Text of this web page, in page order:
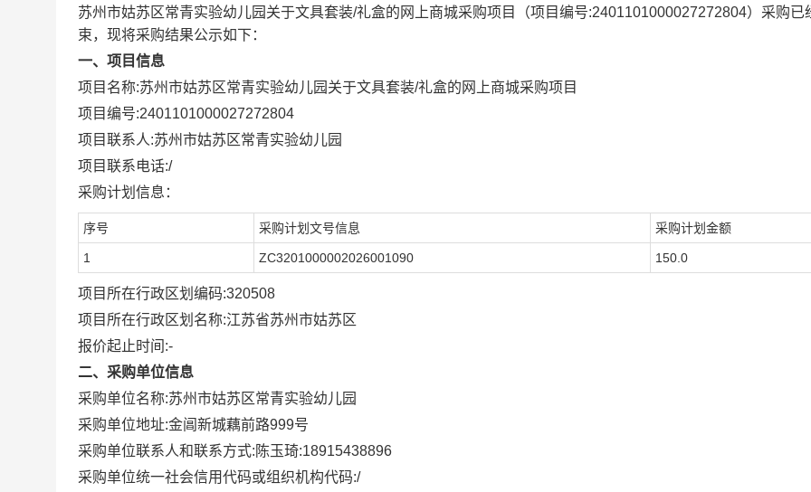
苏州市姑苏区常青实验幼儿园关于文具套装/礼盒的网上商城采购项目 （项目编号:2401101000027272804）采购已
束，现将采购结果公示如下：
一、项目信息
项目名称:苏州市姑苏区常青实验幼儿园关于文具套装/礼盒的网上商城采购项目
项目编号:2401101000027272804
项目联系人:苏州市姑苏区常青实验幼儿园
项目联系电话:/
采购计划信息：
序号 采购计划文号信息 采购计划金额
1 ZC3201000002026001090 150.0
项目所在行政区划编码:320508
项目所在行政区划名称:江苏省苏州市姑苏区
报价起止时间:-
二、采购单位信息
采购单位名称:苏州市姑苏区常青实验幼儿园
采购单位地址:金阊新城藕前路999号
采购单位联系人和联系方式: 陈玉琦:18915438896
采购单位统一社会信用代码或组织机构代码:/